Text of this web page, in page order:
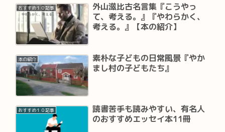
おすすめ１０記事
外山滋比古名言集『こうやっ
て、考える。』『やわらかく、
考える。』【本の紹介】
本の紹介
素朴な子どもの日常風景『やか
まし村の子どもたち』
おすすめ１０記事
読書苦手も読みやすい、有名人
のおすすめエッセイ本11冊